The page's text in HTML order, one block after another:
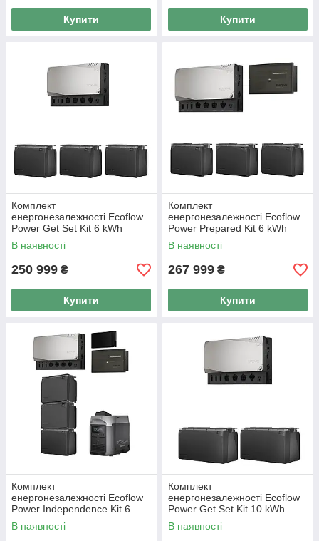
Купити Купити
Комплект
енергонезалежності Ecoflow
Power Get Set Kit 6 kWh
В наявності
250 999 ₴
Купити
Комплект
енергонезалежності Ecoflow
Power Prepared Kit 6 kWh
В наявності
267 999 ₴
Купити
Комплект
енергонезалежності Ecoflow
Power Independence Kit 6
kWh
В наявності
Комплект
енергонезалежності Ecoflow
Power Get Set Kit 10 kWh
В наявності